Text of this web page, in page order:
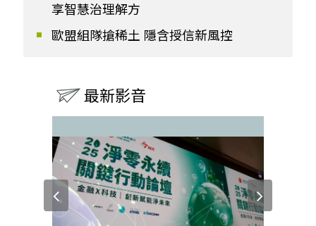
享智慧治理解方
歐盟組隊搶稀土 隱含授信新風控
最新影音